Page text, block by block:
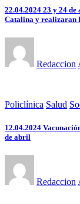
22.04.2024 23 y 24
Catalina y realizaran
Redaccion
Policlínica Salud
12.04.2024
de abril
Redaccion